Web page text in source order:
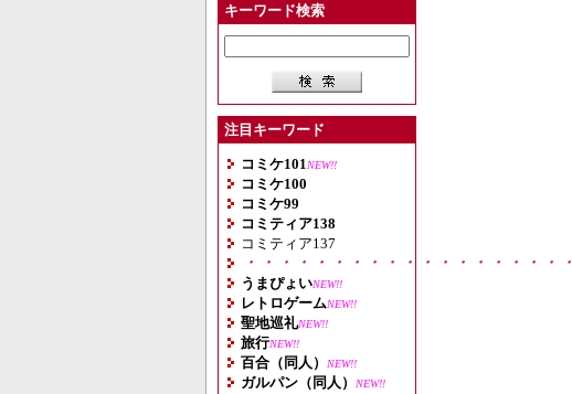
キーワード検索
注目キーワード
コミケ101 NEW!!
コミケ100
コミケ99
コミティア138
コミティア137
・・・・・・・・・・・・・・・・・・・
うまぴょいNEW!!
レトロゲームNEW!!
聖地巡礼NEW!!
旅行NEW!!
百合（同人） NEW!!
ガルパン（同人） NEW!!